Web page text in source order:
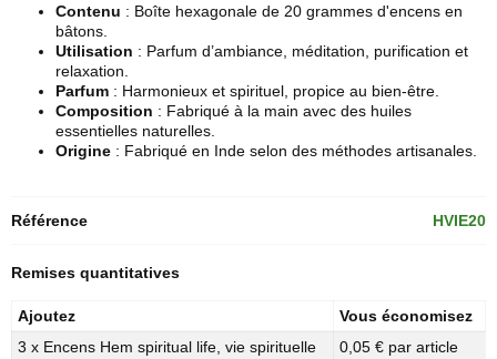
Contenu : Boîte hexagonale de 20 grammes d'encens en
bâtons.
Utilisation : Parfum d’ambiance, méditation, purification et
relaxation.
Parfum : Harmonieux et spirituel, propice au bien-être.
Composition : Fabriqué à la main avec des huiles
essentielles naturelles.
Origine : Fabriqué en Inde selon des méthodes artisanales.
Référence HVIE20
Remises quantitatives
Ajoutez
Vous économisez
3 x Encens Hem spiritual life, vie spirituelle
0,05 € par article